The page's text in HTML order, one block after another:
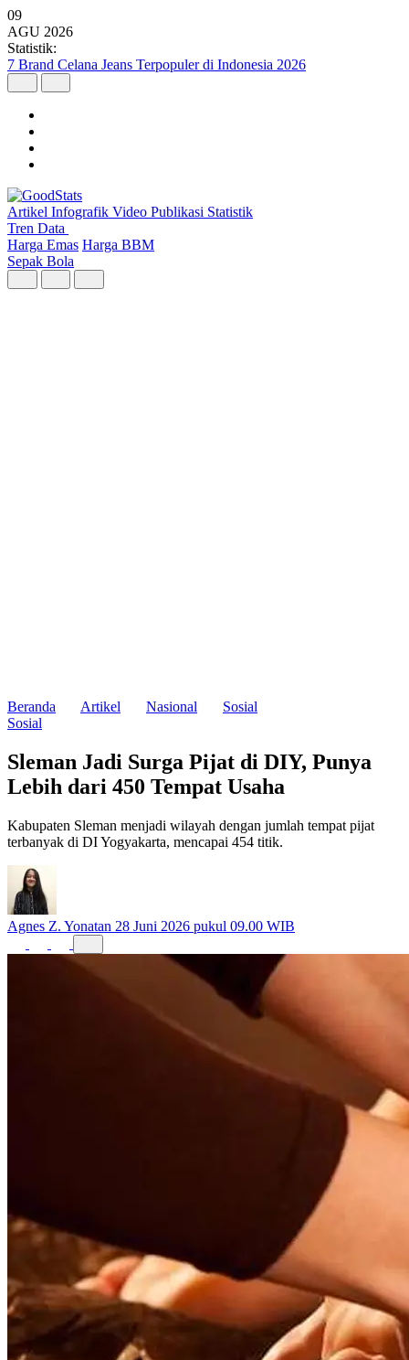
09
AGU 2026
Statistik:
Wilayah dengan Pertumbuhan Ekonomi Tertinggi Triwulan II 2026
Artikel Infografik Video Publikasi Statistik
Tren Data
Harga Emas Harga BBM
Sepak Bola
Beranda Artikel Nasional
Sosial
Sosial
Sleman Jadi Surga Pijat di DIY, Punya
Lebih dari 450 Tempat Usaha
Kabupaten Sleman menjadi wilayah dengan jumlah tempat pijat
terbanyak di DI Yogyakarta, mencapai 454 titik.
Agnes Z. Yonatan 28 Juni 2026 pukul 09.00 WIB